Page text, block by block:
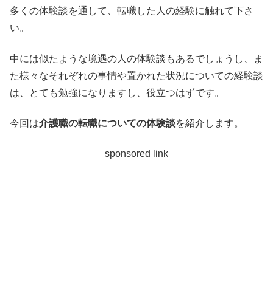
多くの体験談を通して、転職した人の経験に触れて下さ
い。
中には似たような境遇の人の体験談もあるでしょうし、ま
た様々なそれぞれの事情や置かれた状況についての経験談
は、とても勉強になりますし、役立つはずです。
今回は介護職の転職についての体験談を紹介します。
sponsored link